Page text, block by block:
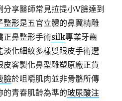
分享醫師常見拉提小V臉達到
整形是五官立體的鼻翼精雕
正鼻整形手術silk專業牙齒
化細紋多樣雙眼皮手術選
皮客製化鼻型雕塑原廠正貨
臉於咀嚼肌肉並非骨骼所傳
的青春肌齡為準的玻尿酸注